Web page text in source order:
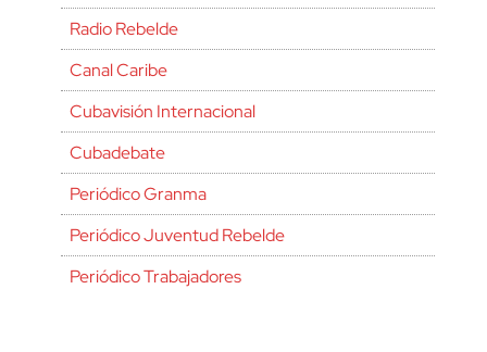
Radio Rebelde
Canal Caribe
Cubavisión Internacional
Cubadebate
Periódico Granma
Periódico Juventud Rebelde
Periódico Trabajadores